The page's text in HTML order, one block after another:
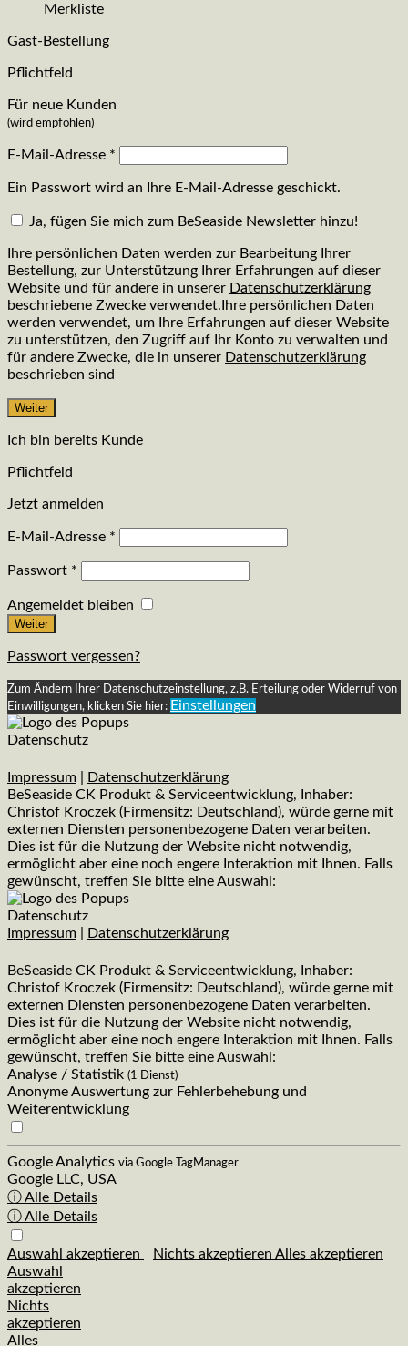
Merkliste
Gast-Bestellung
Pflichtfeld
Für neue Kunden
(wird empfohlen)
E-Mail-Adresse *
Ein Passwort wird an Ihre E-Mail-Adresse geschickt.
Ja, fügen Sie mich zum BeSeaside Newsletter hinzu!
Ihre persönlichen Daten werden zur Bearbeitung Ihrer
Bestellung, zur Unterstützung Ihrer Erfahrungen auf dieser
Website und für andere in unserer Datenschutzerklärung
beschriebene Zwecke verwendet.Ihre persönlichen Daten
werden verwendet, um Ihre Erfahrungen auf dieser Website
zu unterstützen, den Zugriff auf Ihr Konto zu verwalten und
für andere Zwecke, die in unserer Datenschutzerklärung
beschrieben sind
Weiter
Ich bin bereits Kunde
Pflichtfeld
Jetzt anmelden
E-Mail-Adresse *
Passwort *
Angemeldet bleiben
Weiter
Passwort vergessen?
Zum Ändern Ihrer Datenschutzeinstellung, z.B. Erteilung oder Widerruf von
Einwilligungen, klicken Sie hier: Einstellungen
Datenschutz
Impressum
Datenschutzerklärung
BeSeaside CK Produkt & Serviceentwicklung, Inhaber:
Christof Kroczek (Firmensitz: Deutschland), würde gerne mit
externen Diensten personenbezogene Daten verarbeiten.
Dies ist für die Nutzung der Website nicht notwendig,
ermöglicht aber eine noch engere Interaktion mit Ihnen. Falls
gewünscht, treffen Sie bitte eine Auswahl:
Datenschutz
Impressum
Datenschutzerklärung
BeSeaside CK Produkt & Serviceentwicklung, Inhaber:
Christof Kroczek (Firmensitz: Deutschland), würde gerne mit
externen Diensten personenbezogene Daten verarbeiten.
Dies ist für die Nutzung der Website nicht notwendig,
ermöglicht aber eine noch engere Interaktion mit Ihnen. Falls
gewünscht, treffen Sie bitte eine Auswahl:
Analyse / Statistik (1 Dienst)
Anonyme Auswertung zur Fehlerbehebung und
Weiterentwicklung
Google Analytics via Google TagManager
Google LLC, USA
ⓘ Alle Details
ⓘ Alle Details
Auswahl akzeptieren Nichts akzeptieren Alles akzeptieren
Auswahl
akzeptieren
Nichts
akzeptieren
Alles